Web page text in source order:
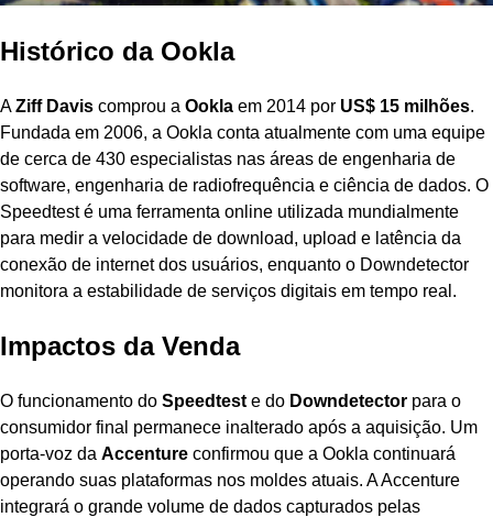
Histórico da Ookla
AZiff Davis comprou a Ookla em 2014 por US$ 15 milhões.
Fundada em 2006, a Ookla conta atualmente com uma equipe
de cerca de 430 especialistas nas áreas de engenharia de
software, engenharia de radiofrequência e ciência de dados. O
Speedtest é uma ferramenta online utilizada mundialmente
para medir a velocidade de download, upload e latência da
conexão de internet dos usuários, enquanto o Downdetector
monitora a estabilidade de serviços digitais em tempo real.
Impactos da Venda
O funcionamento do Speedtest e do Downdetector para o
consumidor final permanece inalterado após a aquisição. Um
porta-voz da Accenture confirmou que a Ookla continuará
operando suas plataformas nos moldes atuais. A Accenture
integrará o grande volume de dados capturados pelas